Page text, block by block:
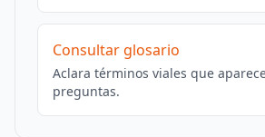
Consultar glosario
Aclara términos viales que
preguntas.